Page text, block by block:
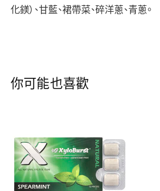
化鎂）、甘藍、裙帶菜、碎洋蔥、青蔥。
你可能也喜歡